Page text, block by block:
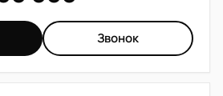
Звонок